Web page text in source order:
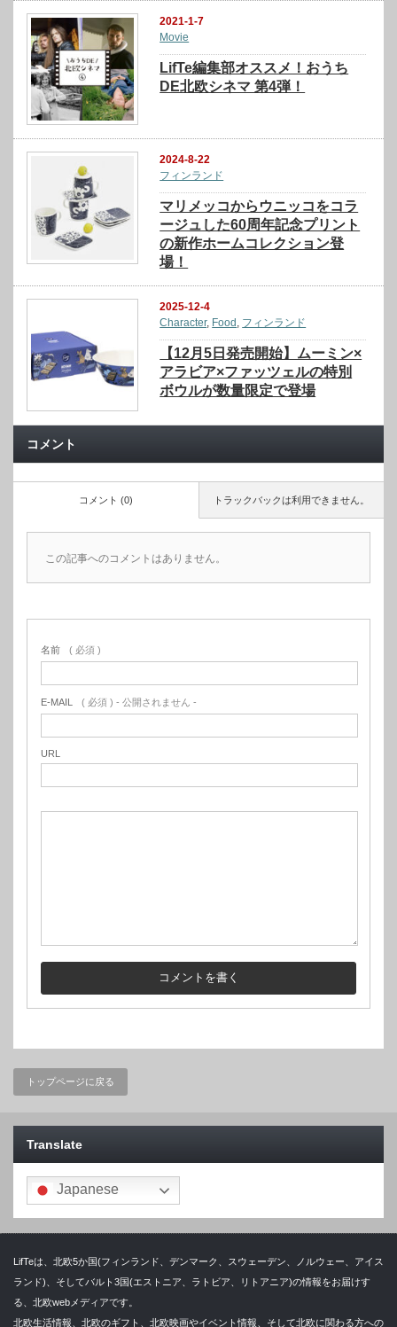
2021-1-7
Movie
LifTe編集部オススメ！おうち
DE北欧シネマ 第4弾！
2024-8-22
フィンランド
マリメッコからウニッコをコラ
ージュした60周年記念プリント
の新作ホームコレクション登
場！
2025-12-4
Character, Food , フィンランド
【12月5日発売開始】ムーミン×
アラビア×ファッツェルの特別
ボウルが数量限定で登場
コメント
トラックバックは利用できません。
コメント (0)
この記事へのコメントはありません。
名前 ( 必須 )
E-MAIL ( 必須 ) - 公開されません -
URL
トップページに戻る
Translate
Japanese
LifTeは、北欧5か国(フィンランド、デンマーク、スウェーデン、ノルウェー、アイス
ランド)、そしてバルト3国(エストニア、ラトビア、リトアニア)の情報をお届けす
る、北欧webメディアです。
北欧生活情報、北欧のギフト、北欧映画やイベント情報、そして北欧に関わる方への